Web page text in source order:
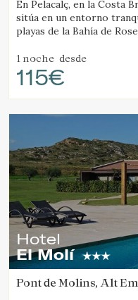
En Pelacalç, en la Costa
sitúa en un entorno
playas de la Bahía de
1 noche desde
115€
Hotel
El Molí
Pont de Molins, Alt